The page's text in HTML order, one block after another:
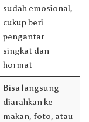
sudah emosional,
cukup beri
pengantar
singkat dan
hormat
Bisa langsung
diarahkan ke
makan, foto, atau